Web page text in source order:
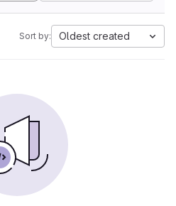
Sort by: Oldest created